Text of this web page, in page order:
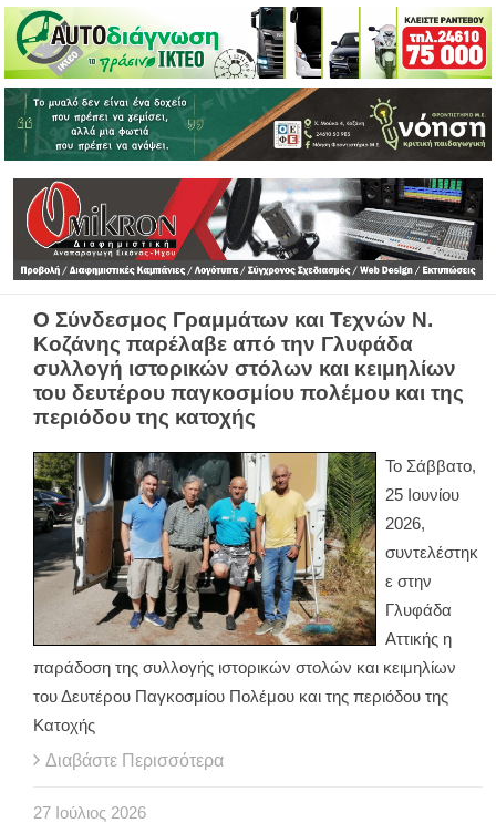
Ο Σύνδεσμος Γραμμάτων και Τεχνών Ν.
Κοζάνης παρέλαβε από την Γλυφάδα
συλλογή ιστορικών στόλων και κειμηλίων
του δευτέρου παγκοσμίου πολέμου και της
περιόδου της κατοχής
Το Σάββατο,
25 Ιουνίου
2026,
συντελέστηκ
ε στην
Γλυφάδα
Αττικής η
παράδοση της συλλογής ιστορικών στολών και κειμηλίων
του Δευτέρου Παγκοσμίου Πολέμου και της περιόδου της
Κατοχής
Διαβάστε Περισσότερα
27 Ιούλιος 2026